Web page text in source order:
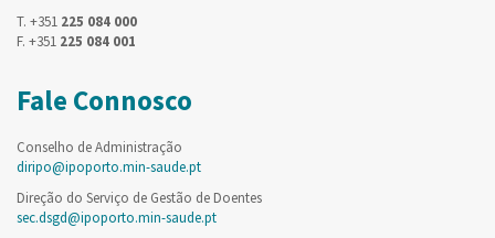
T. +351 225 084 000
F. +351 225 084 001
Fale Connosco
Conselho de Administração
diripo@ipoporto.min-saude.pt
Direção do Serviço de Gestão de Doentes
sec.dsgd@ipoporto.min-saude.pt